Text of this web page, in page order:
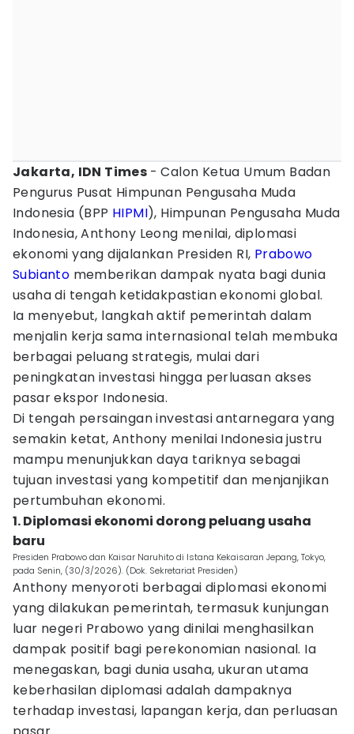
Jakarta, IDN Times - Calon Ketua Umum Badan
Pengurus Pusat Himpunan Pengusaha Muda
Indonesia (BPP HIPMI), Himpunan Pengusaha Muda
Indonesia, Anthony Leong menilai, diplomasi
ekonomi yang dijalankan Presiden RI, Prabowo
Subianto memberikan dampak nyata bagi dunia
usaha di tengah ketidakpastian ekonomi global.
Ia menyebut, langkah aktif pemerintah dalam
menjalin kerja sama internasional telah membuka
berbagai peluang strategis, mulai dari
peningkatan investasi hingga perluasan akses
pasar ekspor Indonesia.
Di tengah persaingan investasi antarnegara yang
semakin ketat, Anthony menilai Indonesia justru
mampu menunjukkan daya tariknya sebagai
tujuan investasi yang kompetitif dan menjanjikan
pertumbuhan ekonomi.
1. Diplomasi ekonomi dorong peluang usaha
baru
Presiden Prabowo dan Kaisar Naruhito di Istana Kekaisaran Jepang, Tokyo,
pada Senin, (30/3/2026). (Dok. Sekretariat Presiden)
Anthony menyoroti berbagai diplomasi ekonomi
yang dilakukan pemerintah, termasuk kunjungan
luar negeri Prabowo yang dinilai menghasilkan
dampak positif bagi perekonomian nasional. Ia
menegaskan, bagi dunia usaha, ukuran utama
keberhasilan diplomasi adalah dampaknya
terhadap investasi, lapangan kerja, dan perluasan